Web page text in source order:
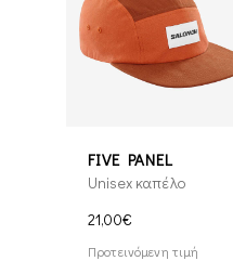
FIVE PANEL
Unisex καπέλο
21,00€
Προτεινόμενη τιμή